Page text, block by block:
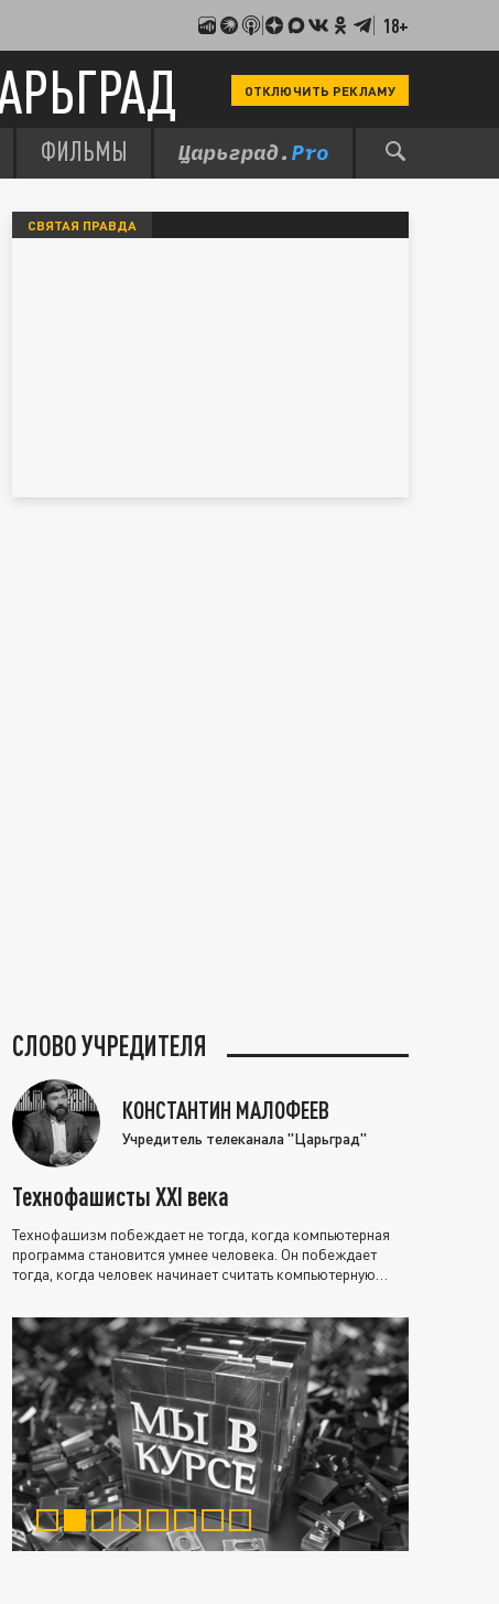
18+
ОТКЛЮЧИТЬ РЕКЛАМУ
ФИЛЬМЫ
СВЯТАЯ ПРАВДА
СЛОВО УЧРЕДИТЕЛЯ
КОНСТАНТИН МАЛОФЕЕВ
Учредитель телеканала "Царьград"
Технофашисты XXI века
Технофашизм побеждает не тогда, когда компьютерная
программа становится умнее человека. Он побеждает
тогда, когда человек начинает считать компьютерную